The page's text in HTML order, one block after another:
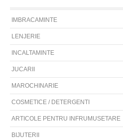
IMBRACAMINTE
LENJERIE
INCALTAMINTE
JUCARII
MAROCHINARIE
COSMETICE / DETERGENTI
ARTICOLE PENTRU INFRUMUSETARE
BIJUTERII